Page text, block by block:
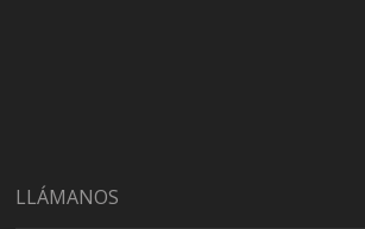
LLÁMANOS